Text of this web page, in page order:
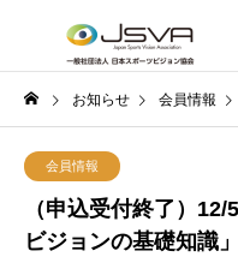
お知らせ 会員情報
会員情報
（申込受付終了）
ビジョンの基礎知識」